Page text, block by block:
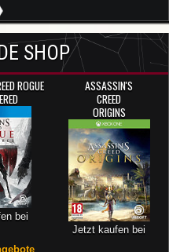
SHOP
ROGUE
bei
ASSASSIN'S
CREED
ORIGINS
Jetzt kaufen bei